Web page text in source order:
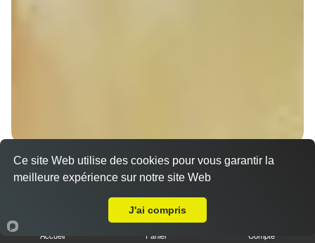
Nos Sandwichs à emporter proche Minversheim
(67270)
Sandwich döner poulet
Accueil Panier Compte
Ce site Web utilise des cookies pour vous garantir la
meilleure expérience sur notre site Web
J'ai compris